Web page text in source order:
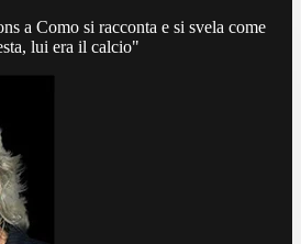
a Como si racconta e si svela come
lui era il calcio"